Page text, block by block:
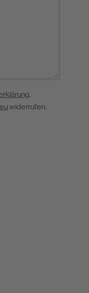
.
widerrufen.